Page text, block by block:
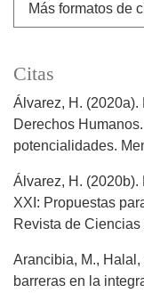
Más formatos de
Citas
Álvarez, H.
Derechos
potencialidades.
Álvarez, H.
XXI: Propuestas
Revista de
Arancibia, M.,
barreras en la